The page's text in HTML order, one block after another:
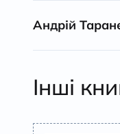
Андрій
Інші